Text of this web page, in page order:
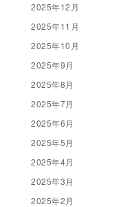
2025年12月
2025年11月
2025年10月
2025年9月
2025年8月
2025年7月
2025年6月
2025年5月
2025年4月
2025年3月
2025年2月